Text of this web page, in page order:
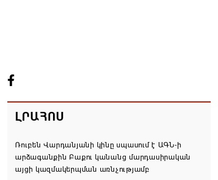
ԼՐԱՀՈՍ
Ռուբեն Վարդանյանի կինը սպասում է ԱԳՆ-ի
արձագանքին Բաքու կանանց մարդասիրական
այցի կազմակերպման առնչությամբ